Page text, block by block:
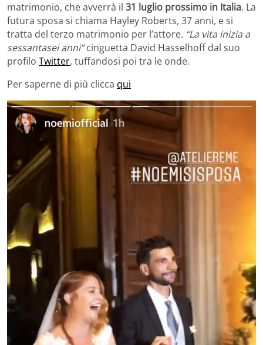
matrimonio, che avverrà il 31 luglio prossimo in Italia. La
futura sposa si chiama Hayley Roberts, 37 anni, e si
tratta del terzo matrimonio per l’attore. “La vita inizia a
sessantasei anni”cinguetta David Hasselhoff dal suo
profilo Twitter, tuffandosi poi tra le onde.
Per saperne di più clicca qui